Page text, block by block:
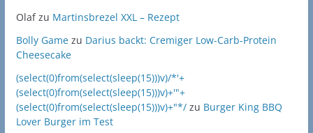
Olafzu Martinsbrezel XXL – Rezept
Bolly Gamezu Darius backt: Cremiger Low-Carb-Protein
Cheesecake
(select(0)from(select(sleep(15)))v)/*'+
(select(0)from(select(sleep(15)))v)+'"+
(select(0)from(select(sleep(15)))v)+"*/zu Burger King BBQ
Lover Burger im Test